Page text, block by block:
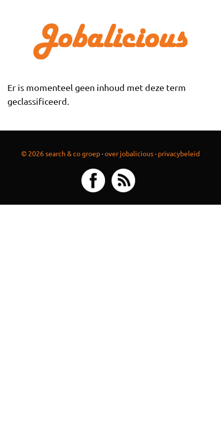
Er is momenteel geen inhoud met deze term
geclassificeerd.
© 2026 search & co groep ·over jobalicious · privacybeleid